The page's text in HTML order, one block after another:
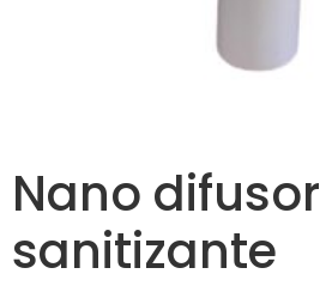
Nano difusor
sanitizante